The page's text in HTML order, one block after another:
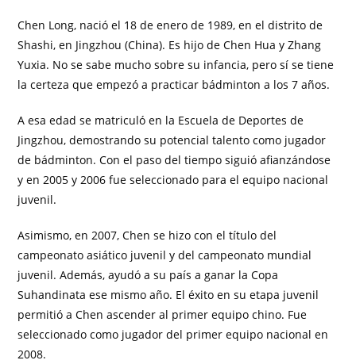
Chen Long, nació el 18 de enero de 1989, en el distrito de
Shashi, en Jingzhou (China). Es hijo de Chen Hua y Zhang
Yuxia. No se sabe mucho sobre su infancia, pero sí se tiene
la certeza que empezó a practicar bádminton a los 7 años.
A esa edad se matriculó en la Escuela de Deportes de
Jingzhou, demostrando su potencial talento como jugador
de bádminton. Con el paso del tiempo siguió afianzándose
y en 2005 y 2006 fue seleccionado para el equipo nacional
juvenil.
Asimismo, en 2007, Chen se hizo con el título del
campeonato asiático juvenil y del campeonato mundial
juvenil. Además, ayudó a su país a ganar la Copa
Suhandinata ese mismo año. El éxito en su etapa juvenil
permitió a Chen ascender al primer equipo chino. Fue
seleccionado como jugador del primer equipo nacional en
2008.